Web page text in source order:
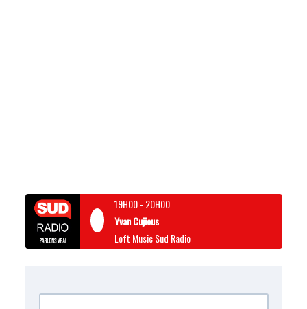
19H00- 20H00
Yvan Cujious
Loft Music Sud Radio